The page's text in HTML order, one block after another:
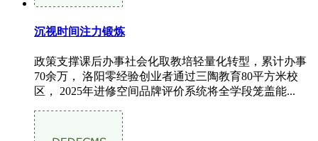
沉视时间注力锻炼
政策支撑课后办事社会化取教培轻量化转型，累计办事
70余万， 洛阳零经验创业者通过三陶教育80平方米校
区， 2025年进修空间品牌评价系统将全学段笼盖能...